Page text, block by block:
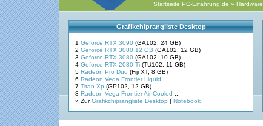
Startseite PC-Erfahrung.de » Hardware
Grafikchiprangliste Desktop
1 Geforce RTX 3090 (GA102, 24 GB)
2 Geforce RTX 3080 12 GB (GA102, 12 GB)
3 Geforce RTX 3080 (GA102, 10 GB)
4 Geforce RTX 2080 Ti (TU102, 11 GB)
5 Radeon Pro Duo (Fiji XT, 8 GB)
6 Radeon Vega Frontier Liquid
7 Titan Xp (GP102, 12 GB)
8 Radeon Vega Frontier Air Cooled
» ZurGrafikchiprangliste Desktop | Notebook